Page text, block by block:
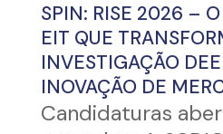
SPIN: RISE 2026 –
EIT QUE
INVESTIGAÇÃO
INOVAÇÃO DE
Candidaturas